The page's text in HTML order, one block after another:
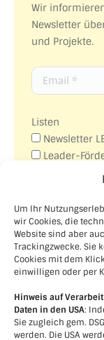
Um Ihr
wir Cookies, die
Website sind aber
Trackingzwecke. Sie
Cookies mit dem
einwilligen oder per
Hinweis auf
Daten in den USA:
Sie zugleich gem.
werden. Die USA
Wir
Newsletter
und Projekte.
Listen
Newsletter
Leader-
Aus- und
Ich
(Link)